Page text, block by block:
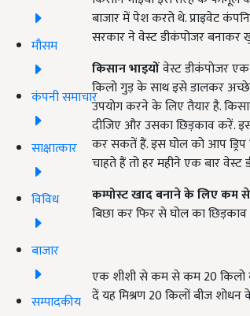
मौसम
कंपनी समाचार
साक्षात्कार
विविध
बाजार
सम्पादकीय
बाजार में पेश करते थे. प्राइवेट
सरकार ने वेस्ट डीकंपोजर बनाकर
किसान भाइयोंवेस्ट डीकंपोजर
किलो गुड़ के साथ इसे डालकर अच्छे
उपयोग करने के लिए तैयार है.
दीजिए और उसका छिड़काव करें.
कर सकतें हैं. इस घोल को आप ड्रिप
चाहते हैं तो हर महीने एक बार
कम्पोस्ट खाद बनाने के लिए कम
बिछा कर फिर से घोल का
एक शीशी से कम से कम 20 किलो
दें यह मिश्रण 20 किलों बीज